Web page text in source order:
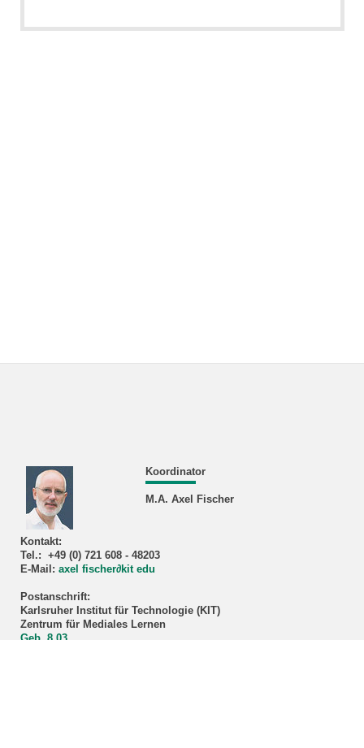
Koordinator
M.A. Axel Fischer
Kontakt:
Tel.: +49 (0) 721 608 - 48203
E-Mail: axel fischer∂kit edu
Postanschrift:
Karlsruher Institut für Technologie (KIT)
Zentrum für Mediales Lernen
Geb. 8.03